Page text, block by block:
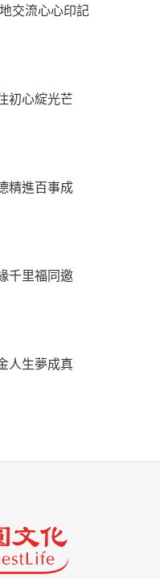
交流心心印記
初心綻光芒
精進百事成
千里福同邀
人生夢成真